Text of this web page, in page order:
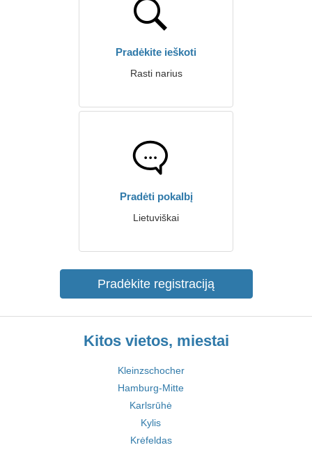
Pradėkite ieškoti
Rasti narius
Pradėti pokalbį
Lietuviškai
Pradėkite registraciją
Kitos vietos, miestai
Kleinzschocher
Hamburg-Mitte
Karlsrūhė
Kylis
Krėfeldas